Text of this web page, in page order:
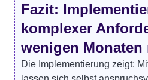
Fazit:
komplexer
wenigen
Die Implementierung zeigt: